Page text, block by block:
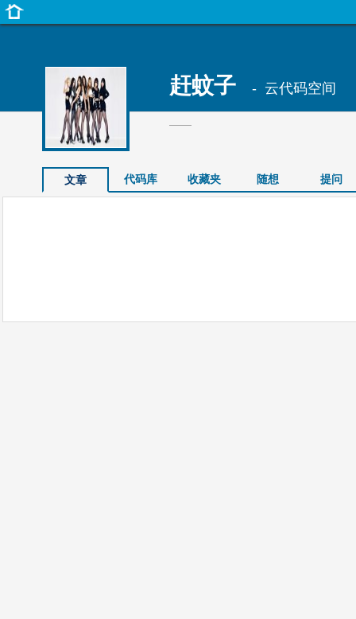
赶蚊子 - 云代码空间
——
文章 代码库 收藏夹 随想 提问